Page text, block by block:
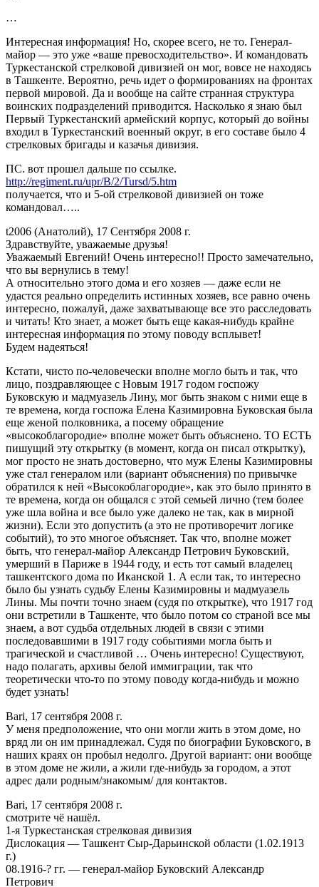
…
Интересная информация! Но, скорее всего, не то. Генерал-
майор — это уже «ваше превосходительство». И командовать
Туркестанской стрелковой дивизией он мог, вовсе не находясь
в Ташкенте. Вероятно, речь идет о формированиях на фронтах
первой мировой. Да и вообще на сайте странная структура
воинских подразделений приводится. Насколько я знаю был
Первый Туркестанский армейский корпус, который до войны
входил в Туркестанский военный округ, в его составе было 4
стрелковых бригады и казачья дивизия.
ПС. вот прошел дальше по ссылке.
http://regiment.ru/upr/B/2/Tursd/5.htm
получается, что и 5-ой стрелковой дивизией он тоже
командовал…..
t2006 (Анатолий), 17 Сентября 2008 г.
Здравствуйте, уважаемые друзья!
Уважаемый Евгений! Очень интересно!! Просто замечательно,
что вы вернулись в тему!
А относительно этого дома и его хозяев — даже если не
удастся реально определить истинных хозяев, все равно очень
интересно, пожалуй, даже захватывающе все это расследовать
и читать! Кто знает, а может быть еще какая-нибудь крайне
интересная информация по этому поводу всплывет!
Будем надеяться!
Кстати, чисто по-человечески вполне могло быть и так, что
лицо, поздравляющее с Новым 1917 годом госпожу
Буковскую и мадмуазель Лину, мог быть знаком с ними еще в
те времена, когда госпожа Елена Казимировна Буковская была
еще женой полковника, а посему обращение
«высокоблагородие» вполне может быть объяснено. ТО ЕСТЬ
пишущий эту открытку (в момент, когда он писал открытку),
мог просто не знать достоверно, что муж Елены Казимировны
уже стал генералом или (вариант объяснения) по привычке
обратился к ней «Высокоблагородие», как это было принято в
те времена, когда он общался с этой семьей лично (тем более
уже шла война и все было уже далеко не так, как в мирной
жизни). Если это допустить (а это не противоречит логике
событий), то это многое объясняет. Так что, вполне может
быть, что генерал-майор Александр Петрович Буковский,
умерший в Париже в 1944 году, и есть тот самый владелец
ташкентского дома по Иканской 1. А если так, то интересно
было бы узнать судьбу Елены Казимировны и мадмуазель
Лины. Мы почти точно знаем (судя по открытке), что 1917 год
они встретили в Ташкенте, что было потом со страной все мы
знаем, а вот судьба отдельных людей в связи с этими
последовавшими в 1917 году событиями могла быть и
трагической и счастливой … Очень интересно! Существуют,
надо полагать, архивы белой иммиграции, так что
теоретически что-то по этому поводу когда-нибудь и можно
будет узнать!
Bari, 17 сентября 2008 г.
У меня предположение, что они могли жить в этом доме, но
вряд ли он им принадлежал. Судя по биографии Буковского, в
наших краях он пробыл недолго. Другой вариант: они вообще
в этом доме не жили, а жили где-нибудь за городом, а этот
адрес дали родным/знакомым/ для контактов.
Bari, 17 сентября 2008 г.
смотрите чё нашёл.
1-я Туркестанская стрелковая дивизия
Дислокация — Ташкент Сыр-Дарьинской области (1.02.1913
г.)
08.1916-? гг. — генерал-майор Буковский Александр
Петрович